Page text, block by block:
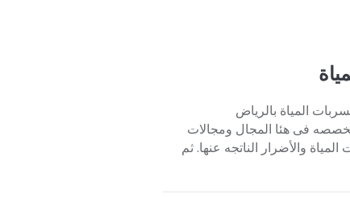
المياة بالرياض
متخصصه فى هئا المجال ومجالات
والأضرار الناتجه عنها. ثم